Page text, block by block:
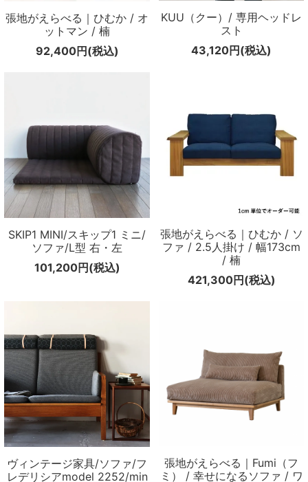
張地がえらべる｜ひむか / オ
ットマン / 楠
92,400円(税込)
KUU（クー）/ 専用ヘッドレ
スト
43,120円(税込)
SKIP1 MINI/スキップ1 ミニ/
ソファ/L型 右・左
101,200円(税込)
張地がえらべる｜ひむか / ソ
ファ / 2.5人掛け / 幅173cm
/ 楠
421,300円(税込)
ヴィンテージ家具/ソファ/フ
レデリシアmodel 2252/min
張地がえらべる｜Fumi（フ
ミ） / 幸せになるソファ / ワ